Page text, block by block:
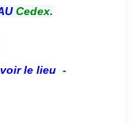
Cedex.
le lieu -